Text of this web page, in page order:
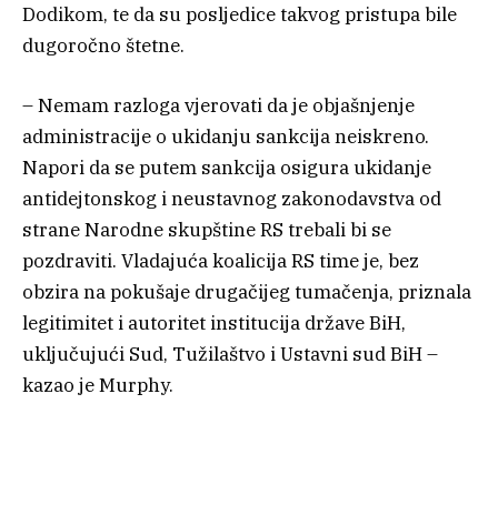
Dodikom, te da su posljedice takvog pristupa bile
dugoročno štetne.
– Nemam razloga vjerovati da je objašnjenje
administracije o ukidanju sankcija neiskreno.
Napori da se putem sankcija osigura ukidanje
antidejtonskog i neustavnog zakonodavstva od
strane Narodne skupštine RS trebali bi se
pozdraviti. Vladajuća koalicija RS time je, bez
obzira na pokušaje drugačijeg tumačenja, priznala
legitimitet i autoritet institucija države BiH,
uključujući Sud, Tužilaštvo i Ustavni sud BiH –
kazao je Murphy.